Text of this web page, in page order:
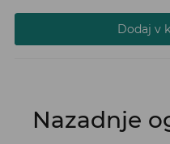
Dodaj v
Nazadnje